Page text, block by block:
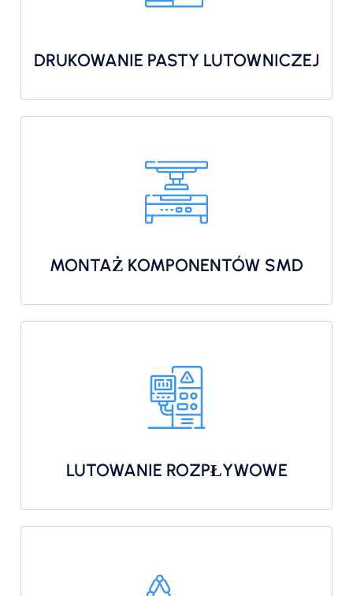
DRUKOWANIE PASTY LUTOWNICZEJ
MONTAŻ KOMPONENTÓW SMD
LUTOWANIE ROZPŁYWOWE